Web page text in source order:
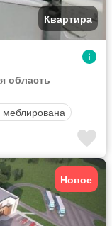
Квартира
область
Новое